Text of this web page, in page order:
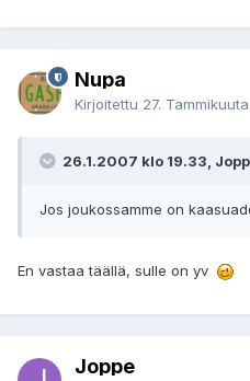
Nupa
Kirjoitettu 27.
26.1.2007 klo 19.33,
Jos joukossamme on
En vastaa täällä, sulle on yv
Joppe